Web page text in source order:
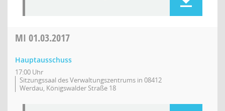
MI 01.03.2017
Hauptausschuss
17:00 Uhr
Sitzungssaal des Verwaltungszentrums in 08412
Werdau, Königswalder Straße 18